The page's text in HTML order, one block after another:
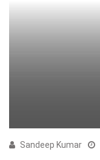
Sandeep Kumar